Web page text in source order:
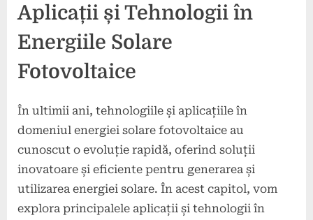
Aplicații și Tehnologii în
Energiile Solare
Fotovoltaice
În ultimii ani, tehnologiile și aplicațiile în
domeniul energiei solare fotovoltaice au
cunoscut o evoluție rapidă, oferind soluții
inovatoare și eficiente pentru generarea și
utilizarea energiei solare. În acest capitol, vom
explora principalele aplicații și tehnologii în